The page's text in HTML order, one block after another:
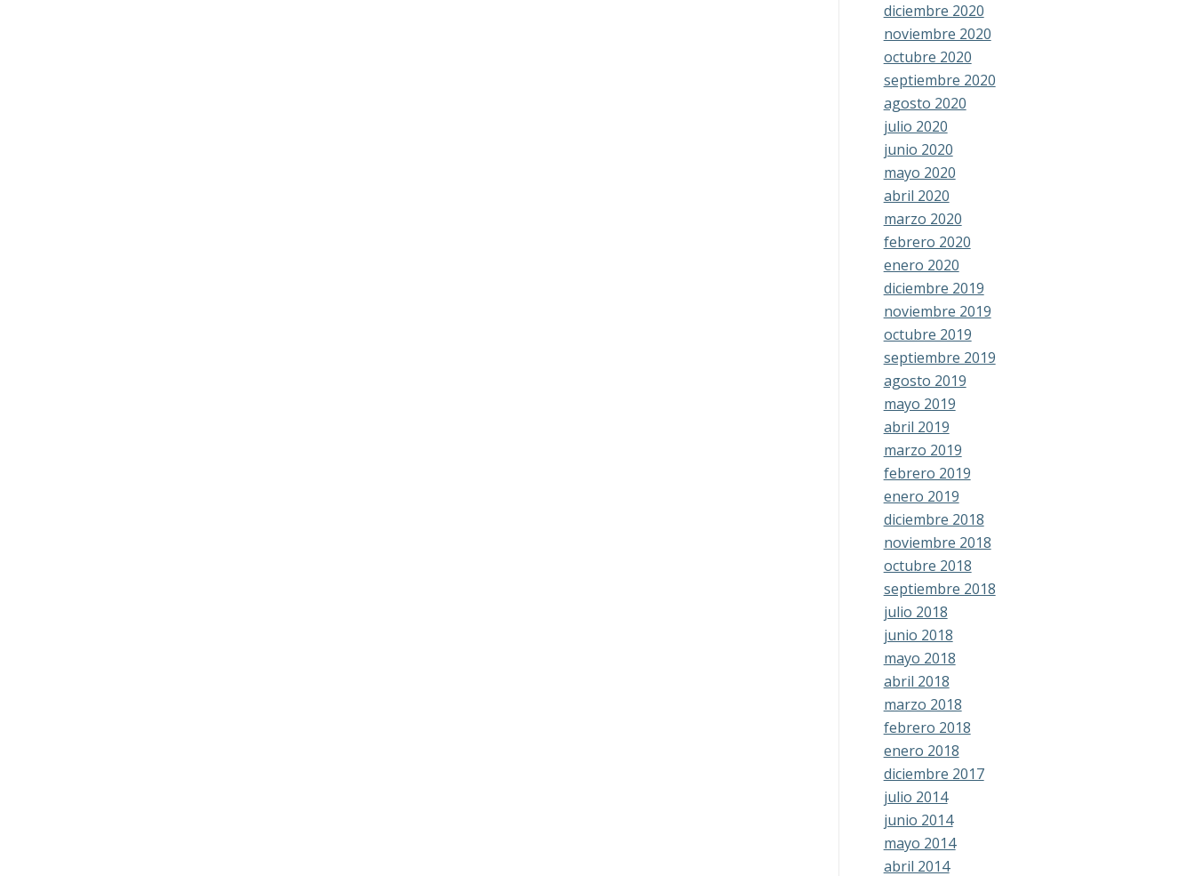
diciembre 2020
noviembre 2020
octubre 2020
septiembre 2020
agosto 2020
julio 2020
junio 2020
mayo 2020
abril 2020
marzo 2020
febrero 2020
enero 2020
diciembre 2019
noviembre 2019
octubre 2019
septiembre 2019
agosto 2019
mayo 2019
abril 2019
marzo 2019
febrero 2019
enero 2019
diciembre 2018
noviembre 2018
octubre 2018
septiembre 2018
julio 2018
junio 2018
mayo 2018
abril 2018
marzo 2018
febrero 2018
enero 2018
diciembre 2017
julio 2014
junio 2014
mayo 2014
abril 2014